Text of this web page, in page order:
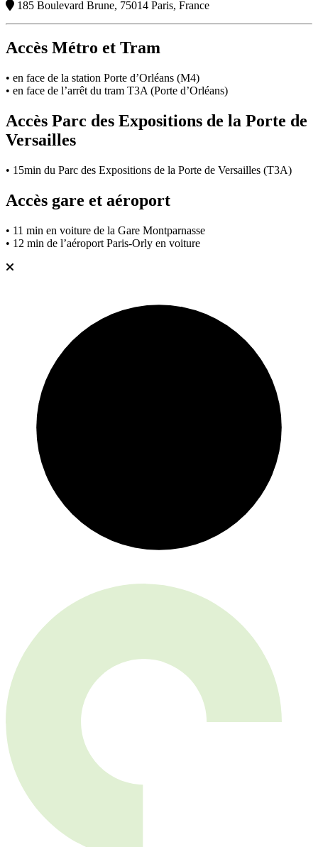
185 Boulevard Brune, 75014 Paris, France
Accès Métro et Tram
• en face de la station Porte d’Orléans (M4)
• en face de l’arrêt du tram T3A (Porte d’Orléans)
Accès Parc des Expositions de la Porte de
Versailles
• 15min du Parc des Expositions de la Porte de Versailles (T3A)
Accès gare et aéroport
• 11 min en voiture de la Gare Montparnasse
• 12 min de l’aéroport Paris-Orly en voiture